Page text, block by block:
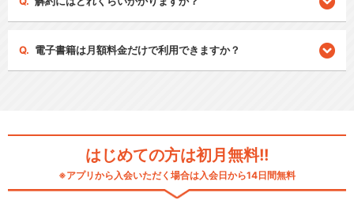
電子書籍は月額料金だけで利用できますか？
はじめての方は初月無料!!
※アプリから入会いただく場合は入会日から14日間無料